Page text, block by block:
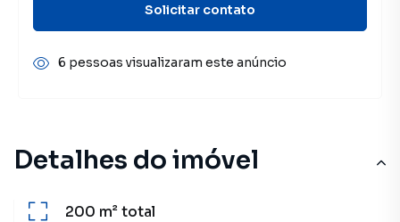
Detalhes do imóvel
200 m²total
Solicitar contato
6 pessoas visualizaram este anúncio